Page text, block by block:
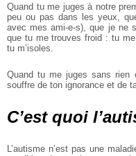
Quand tu me juges à notre
peu ou pas dans les yeux,
avec mes ami-e-s), que je ne
que tu me trouves froid : tu
tu m’isoles.
Quand tu me juges sans rien
souffre de ton ignorance et de
C’est quoi
L’autisme n’est pas une